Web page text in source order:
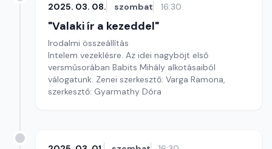
2025. 03. 08. szombat 16:30
"Valaki ír a kezeddel"
Irodalmi összeállítás
Intelem vezeklésre. Az idei nagyböjt első
versműsorában Babits Mihály alkotásaiból
válogatunk. Zenei szerkesztő: Varga Ramona,
szerkesztő: Gyarmathy Dóra